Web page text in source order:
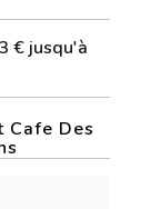
€ jusqu'à
Cafe Des